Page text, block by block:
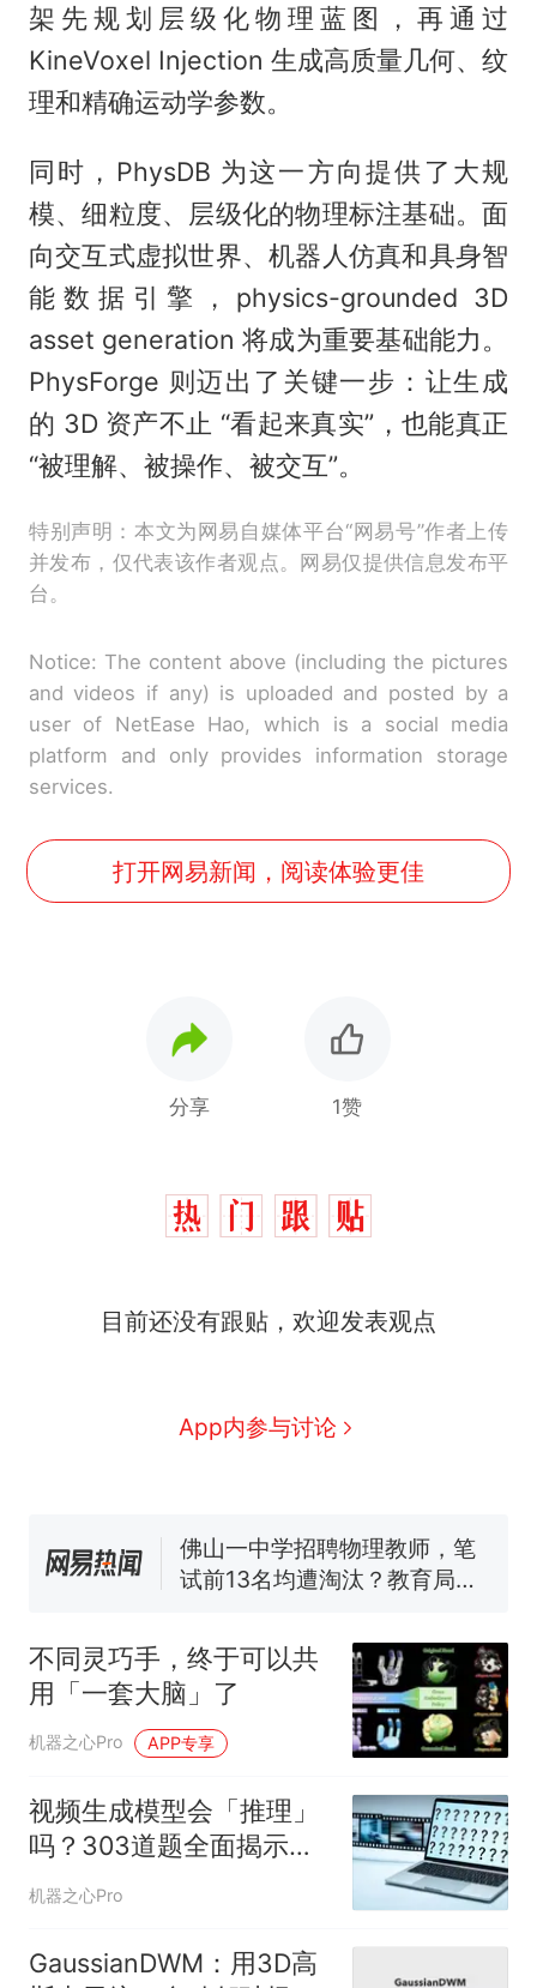
架先规划层级化物理蓝图，再通过
KineVoxel Injection 生成高质量几何、纹
理和精确运动学参数。
同时，PhysDB 为这一方向提供了大规
模、细粒度、层级化的物理标注基础。面
向交互式虚拟世界、机器人仿真和具身智
能数据引擎，physics-grounded 3D
asset generation 将成为重要基础能力。
PhysForge 则迈出了关键一步：让生成
的 3D 资产不止 “看起来真实”，也能真正
“被理解、被操作、被交互”。
特别声明：本文为网易自媒体平台“网易号”作者上传
并发布，仅代表该作者观点。网易仅提供信息发布平
台。
Notice: The content above (including the pictures
and videos if any) is uploaded and posted by a
user of NetEase Hao, which is a social media
platform and only provides information storage
services.
打开网易新闻，阅读体验更佳
分享 1赞
目前还没有跟贴，欢迎发表观点
App内参与讨论
因老师一句“跟我回家”改写了
眼了……
十多万人报名的考试，成绩全
部作废，公平么？
佛山一中学招聘物理教师，笔
试前13名均遭淘汰？教育局：
核查
搜，网友：天塌了！
那个在床头放菜刀的女孩，
因老师一句“跟我回家”改写了
人生
不同灵巧手，终于可以共
用「一套大脑」了
机器之心Pro APP专享
视频生成模型会「推理」
吗？303道题全面揭示世
界模型的推理短板
机器之心Pro
GaussianDWM：用3D高